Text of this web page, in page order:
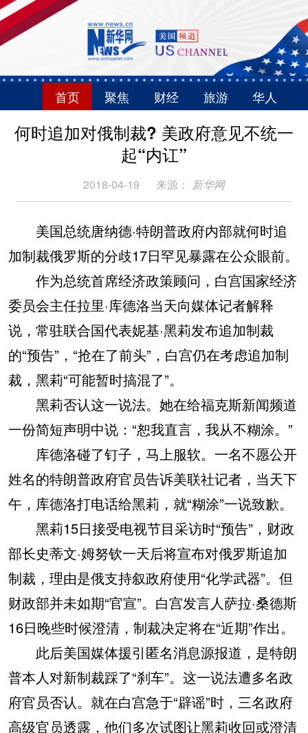
首页 聚焦 财经 旅游 华人
何时追加对俄制裁? 美政府意见不统一
起“内讧”
2018-04-19 来源： 新华网
美国总统唐纳德·特朗普政府内部就何时追
加制裁俄罗斯的分歧17日罕见暴露在公众眼前。
作为总统首席经济政策顾问，白宫国家经济
委员会主任拉里·库德洛当天向媒体记者解释
说，常驻联合国代表妮基·黑莉发布追加制裁
的“预告”，“抢在了前头”，白宫仍在考虑追加制
裁，黑莉“可能暂时搞混了”。
黑莉否认这一说法。她在给福克斯新闻频道
一份简短声明中说：“恕我直言，我从不糊涂。”
库德洛碰了钉子，马上服软。一名不愿公开
姓名的特朗普政府官员告诉美联社记者，当天下
午，库德洛打电话给黑莉，就“糊涂”一说致歉。
黑莉15日接受电视节目采访时“预告”，财政
部长史蒂文·姆努钦一天后将宣布对俄罗斯追加
制裁，理由是俄支持叙政府使用“化学武器”。但
财政部并未如期“官宣”。白宫发言人萨拉·桑德斯
16日晚些时候澄清，制裁决定将在“近期”作出。
此后美国媒体援引匿名消息源报道，是特朗
普本人对新制裁踩了“刹车”。这一说法遭多名政
府官员否认。就在白宫急于“辟谣”时，三名政府
高级官员透露，他们多次试图让黑莉收回或澄清